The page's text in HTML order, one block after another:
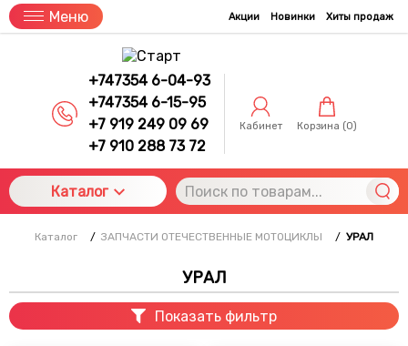
Меню Акции Новинки Хиты продаж
+747354 6-04-93
+747354 6-15-95
+7 919 249 09 69
+7 910 288 73 72
Кабинет Корзина (0)
Каталог
Каталог / ЗАПЧАСТИ ОТЕЧЕСТВЕННЫЕ МОТОЦИКЛЫ / УРАЛ
УРАЛ
Показать фильтр